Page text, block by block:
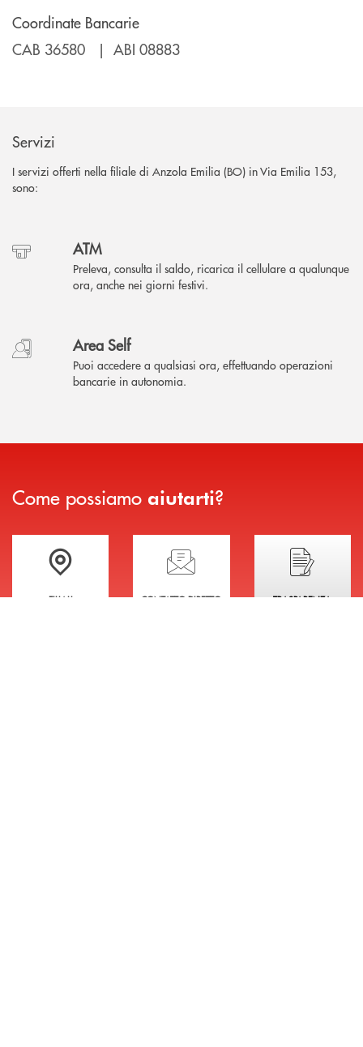
Coordinate Bancarie
CAB 36580 | ABI 08883
Servizi
I servizi offerti nella filiale di Anzola Emilia (BO) in Via Emilia 153,
sono:
ATM
Preleva, consulta il saldo, ricarica il cellulare a qualunque
ora, anche nei giorni festivi.
Area Self
Puoi accedere a qualsiasi ora, effettuando operazioni
bancarie in autonomia.
Come possiamo aiutarti?
Trova la filiale più vicina a te
FILIALI
Hai bisogno di assistenza immediata?
CONTATTO DIRETTO
Hai bisogno di
TRASPARENZA